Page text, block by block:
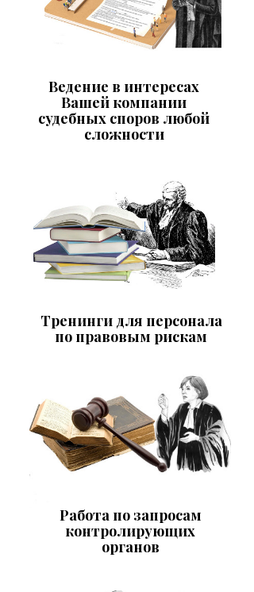
Ведение в интересах
Вашей компании
судебных споров любой
сложности
Тренинги для персонала
по правовым рискам
Работа по запросам
контролирующих
органов